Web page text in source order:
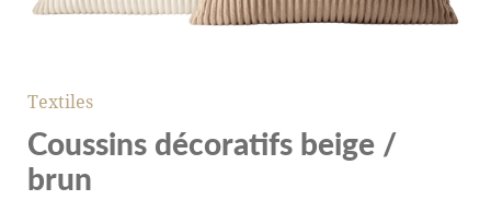
Textiles
Coussins décoratifs beige /
brun